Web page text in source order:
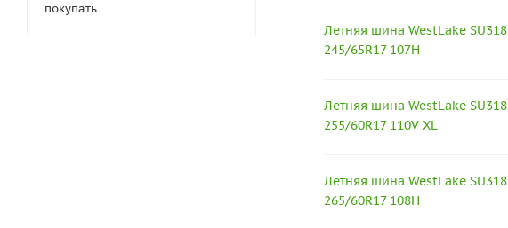
Летняя шина WestLake SU318
245/65R17 107H
Летняя шина WestLake SU318
255/60R17 110V XL
Летняя шина WestLake SU318
265/60R17 108H
покупать